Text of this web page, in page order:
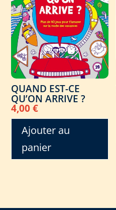
QUAND EST-CE
QU’ON ARRIVE ?
4,00€
Ajouter au
panier